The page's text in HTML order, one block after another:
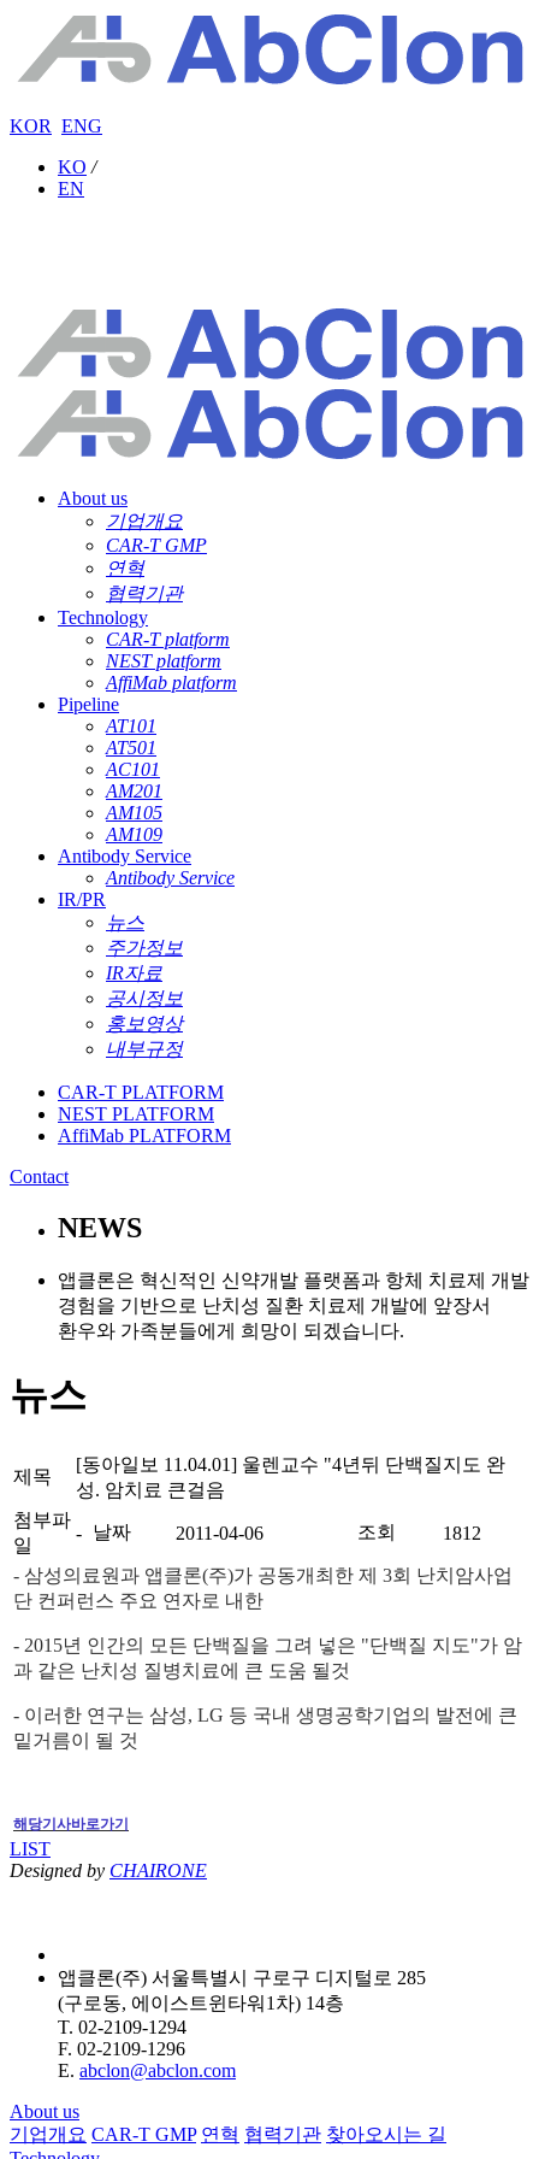
KOR ENG
KO /
EN
About us
기업개요
CAR-T GMP
연혁
협력기관
Technology
CAR-T platform
NEST platform
AffiMab platform
Pipeline
AT101
AT501
AC101
AM201
AM105
AM109
Antibody Service
Antibody Service
IR/PR
뉴스
주가정보
IR자료
공시정보
홍보영상
내부규정
CAR-T PLATFORM
NEST PLATFORM
AffiMab PLATFORM
Contact
NEWS
앱클론은 혁신적인 신약개발 플랫폼과 항체 치료제 개발
경험을 기반으로 난치성 질환 치료제 개발에 앞장서
환우와 가족분들에게 희망이 되겠습니다.
뉴스
제목
[동아일보 11.04.01] 울렌교수 "4년뒤 단백질지도 완
성. 암치료 큰걸음
첨부파
일
- 날짜 2011-04-06 조회 1812
- 삼성의료원과 앱클론(주)가 공동개최한 제 3회 난치암사업
단 컨퍼런스 주요 연자로 내한
- 2015년 인간의 모든 단백질을 그려 넣은 "단백질 지도"가 암
과 같은 난치성 질병치료에 큰 도움 될것
- 이러한 연구는 삼성, LG 등 국내 생명공학기업의 발전에 큰
밑거름이 될 것
해당기사바로가기
LIST
Designed by CHAIRONE
앱클론(주) 서울특별시 구로구 디지털로 285
(구로동, 에이스트윈타워1차) 14층
T. 02-2109-1294
F. 02-2109-1296
E. abclon@abclon.com
About us
기업개요 CAR-T GMP 연혁 협력기관 찾아오시는 길